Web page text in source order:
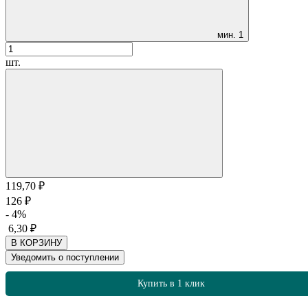
мин. 1
шт.
119,70 ₽
126 ₽
- 4%
6,30 ₽
В КОРЗИНУ
Уведомить о поступлении
Купить в 1 клик